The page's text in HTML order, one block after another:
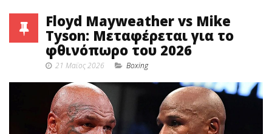
Floyd Mayweather vs Mike
Tyson: Μεταφέρεται για το
φθινόπωρο του 2026
21 Μαϊος 2026 Boxing